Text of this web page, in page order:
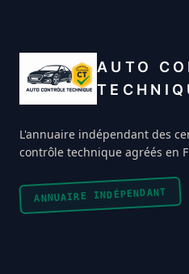
AUTO
L'annuaire indépendant des
contrôle technique agréés en
ANNUAIRE INDÉPENDANT